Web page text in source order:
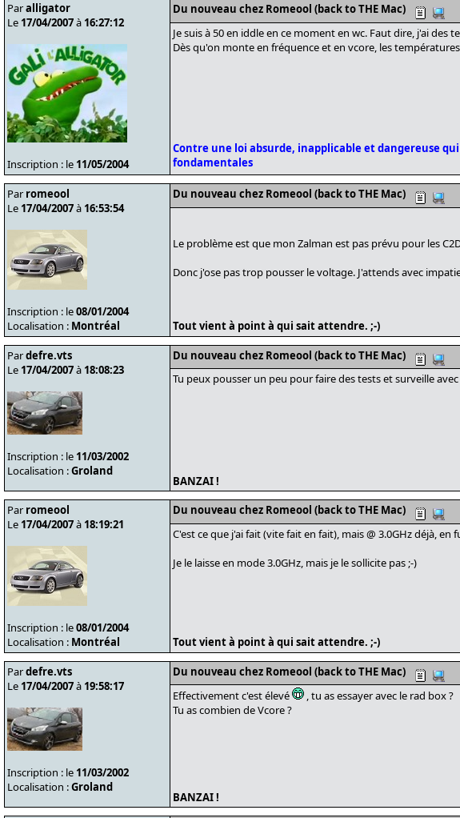
Paralligator
Le 17/04/2007à 16:27:12
Inscription : le 11/05/2004
Du nouveau chez Romeool (back to THE Mac)
Je suis à 50 en iddle en ce moment en wc. Faut dire, j'ai des
Dès qu'on monte en fréquence et en vcore, les
Contre une loi absurde, inapplicable et dangereuse
fondamentales
Par romeool
Le 17/04/2007à 16:53:54
Inscription : le08/01/2004
Localisation : Montréal
Du nouveau chez Romeool (back to THE Mac)
Le problème est que mon Zalman est pas prévu pour les
Donc j'ose pas trop pousser le voltage. J'attends avec
Tout vient à point à qui sait attendre. ;-)
Pardefre.vts
Le 17/04/2007à 18:08:23
Inscription : le 11/03/2002
Localisation :Groland
Du nouveau chez Romeool (back to THE Mac)
Tu peux pousser un peu pour faire des tests et surveille avec
BANZAI !
Par romeool
Le 17/04/2007à 18:19:21
Inscription : le08/01/2004
Localisation : Montréal
Du nouveau chez Romeool (back to THE Mac)
C'est ce que j'ai fait (vite fait en fait), mais @ 3.0GHz déjà,
Je le laisse en mode 3.0GHz, mais je le sollicite pas ;-)
Tout vient à point à qui sait attendre. ;-)
Pardefre.vts
Le 17/04/2007à 19:58:17
Inscription : le 11/03/2002
Localisation :Groland
Du nouveau chez Romeool (back to THE Mac)
Effectivement c'est élevé
, tu as essayer avec le rad box ?
Tu as combien de Vcore ?
BANZAI !